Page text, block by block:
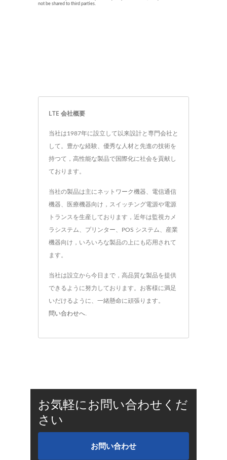
LTE 会社概要
当社は1987年に設立して以来設計と専門会社と
して。豊かな経験、優秀な人材と先進の技術を
持つて，高性能な製品で国際化に社会を貢献し
ております。
当社の製品は主にネットワーク機器、電信通信
機器、医療機器向け，スイッチング電源や電源
トランスを生産しております，近年は監視カメ
ラシステム、プリンター、POS システム、産業
機器向け，いろいろな製品の上にも応用されて
ます。
当社は設立から今日まで，高品質な製品を提供
できるように努力しております。お客様に満足
いだけるように、一緒懸命に頑張ります。
問い合わせへ.
お気軽にお問い合わせくだ
さい
お問い合わせ